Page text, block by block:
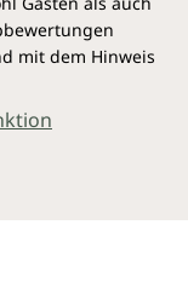
mit dem Hinweis